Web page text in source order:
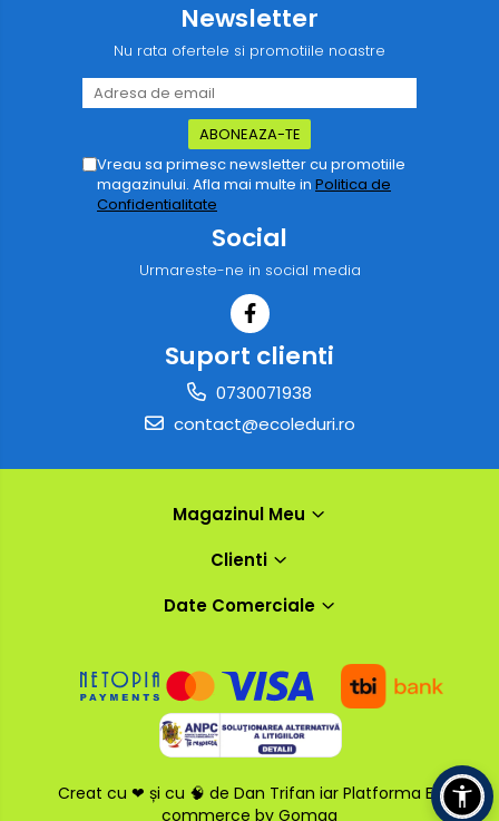
Newsletter
Nu rata ofertele si promotiile noastre
Vreau sa primesc newsletter cu promotiile
magazinului. Afla mai multe in Politica de
Confidentialitate
Social
Urmareste-ne in social media
Suport clienti
0730071938
contact@ecoleduri.ro
Magazinul Meu
Clienti
Date Comerciale
Creat cu ❤ și cu 🧠 de Dan Trifan iar Platforma E-
commerce by Gomag